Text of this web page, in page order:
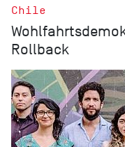
Chile
Rollback